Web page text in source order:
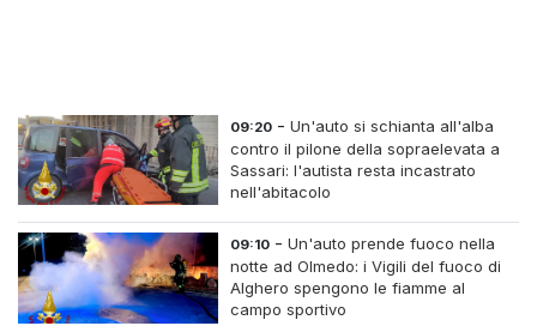
09:20 -Un'auto si schianta all'alba
contro il pilone della sopraelevata a
Sassari: l'autista resta incastrato
nell'abitacolo
09:10 -Un'auto prende fuoco nella
notte ad Olmedo: i Vigili del fuoco di
Alghero spengono le fiamme al
campo sportivo